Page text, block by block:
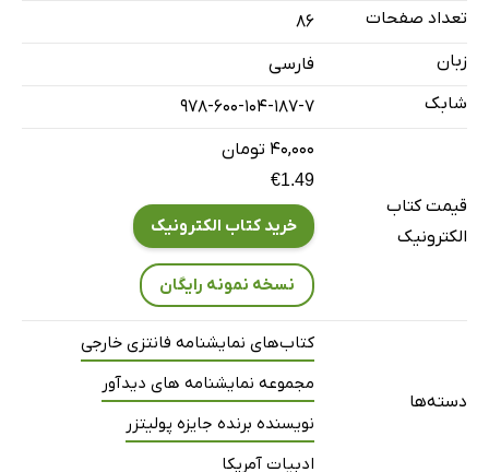
تعداد صفحات
86
زبان
فارسی
شابک
978-600-104-187-7
قیمت کتاب
الکترونیک
۴۰,۰۰۰ تومان
€1.49
خرید کتاب الکترونیک
نسخه نمونه رایگان
دسته‌ها
کتاب‌های نمایشنامه فانتزی خارجی
مجموعه نمایشنامه های دیدآور
نویسنده برنده جایزه پولیتزر
ادبیات آمریکا